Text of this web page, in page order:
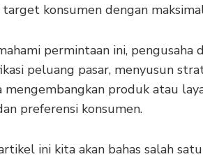
konsumen dengan
permintaan ini, pengusaha
peluang pasar, menyusun
produk atau
preferensi konsumen.
ini kita akan bahas salah